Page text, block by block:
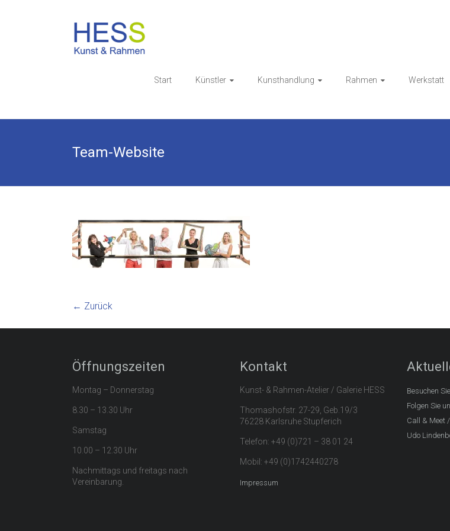
Start Künstler Kunsthandlung Rahmen Werkstatt
Team-Website
← Zurück
Öffnungszeiten
Montag – Donnerstag
8.30 – 13.30 Uhr
Samstag
10.00 – 12.30 Uhr
Nachmittags und freitags nach
Vereinbarung.
Kontakt
Kunst- & Rahmen-Atelier / Galerie HESS
Thomashofstr. 27-29, Geb.19/3
76228 Karlsruhe Stupferich
Telefon: +49 (0)721 – 38 01 24
Mobil: +49 (0)1742440278
Impressum
Besuchen
Folgen Sie
Call & Meet
Udo